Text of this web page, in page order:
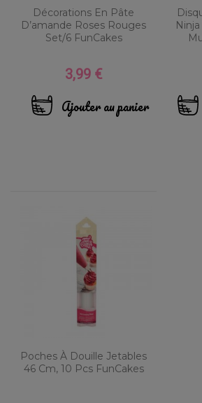
Décorations En Pâte
D’amande Roses Rouges
Set/6 FunCakes
Prix
3,99 €
Ajouter au panier
Poches À Douille Jetables
46 Cm, 10 Pcs FunCakes